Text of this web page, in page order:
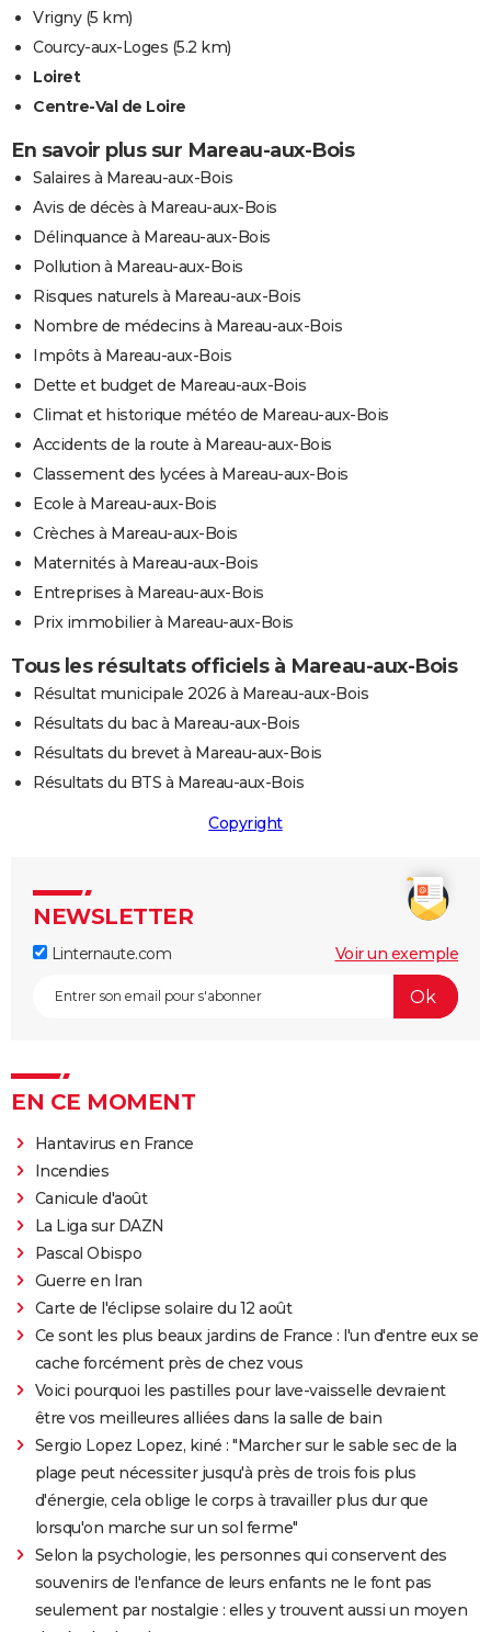
Vrigny(5 km)
Courcy-aux-Loges (5.2 km)
Loiret
Centre-Val de Loire
En savoir plus sur Mareau-aux-Bois
Salaires à Mareau-aux-Bois
Avis de décès à Mareau-aux-Bois
Délinquance à Mareau-aux-Bois
Pollution à Mareau-aux-Bois
Risques naturels à Mareau-aux-Bois
Nombre de médecins à Mareau-aux-Bois
Impôts à Mareau-aux-Bois
Dette et budget de Mareau-aux-Bois
Climat et historique météo de Mareau-aux-Bois
Accidents de la route à Mareau-aux-Bois
Classement des lycées à Mareau-aux-Bois
Ecole à Mareau-aux-Bois
Crèches à Mareau-aux-Bois
Maternités à Mareau-aux-Bois
Entreprises à Mareau-aux-Bois
Prix immobilier à Mareau-aux-Bois
Tous les résultats officiels à Mareau-aux-Bois
Résultat municipale 2026 à Mareau-aux-Bois
Résultats du bac à Mareau-aux-Bois
Résultats du brevet à Mareau-aux-Bois
Résultats du BTS à Mareau-aux-Bois
Copyright
NEWSLETTER
Linternaute.com Voir un exemple
EN CE MOMENT
Hantavirus en France
Incendies
Canicule d'août
La Liga sur DAZN
Pascal Obispo
Guerre en Iran
Carte de l'éclipse solaire du 12 août
Ce sont les plus beaux jardins de France : l'un d'entre eux se
cache forcément près de chez vous
Voici pourquoi les pastilles pour lave-vaisselle devraient
être vos meilleures alliées dans la salle de bain
Sergio Lopez Lopez, kiné : "Marcher sur le sable sec de la
plage peut nécessiter jusqu'à près de trois fois plus
d'énergie, cela oblige le corps à travailler plus dur que
lorsqu'on marche sur un sol ferme"
Selon la psychologie, les personnes qui conservent des
souvenirs de l'enfance de leurs enfants ne le font pas
seulement par nostalgie : elles y trouvent aussi un moyen